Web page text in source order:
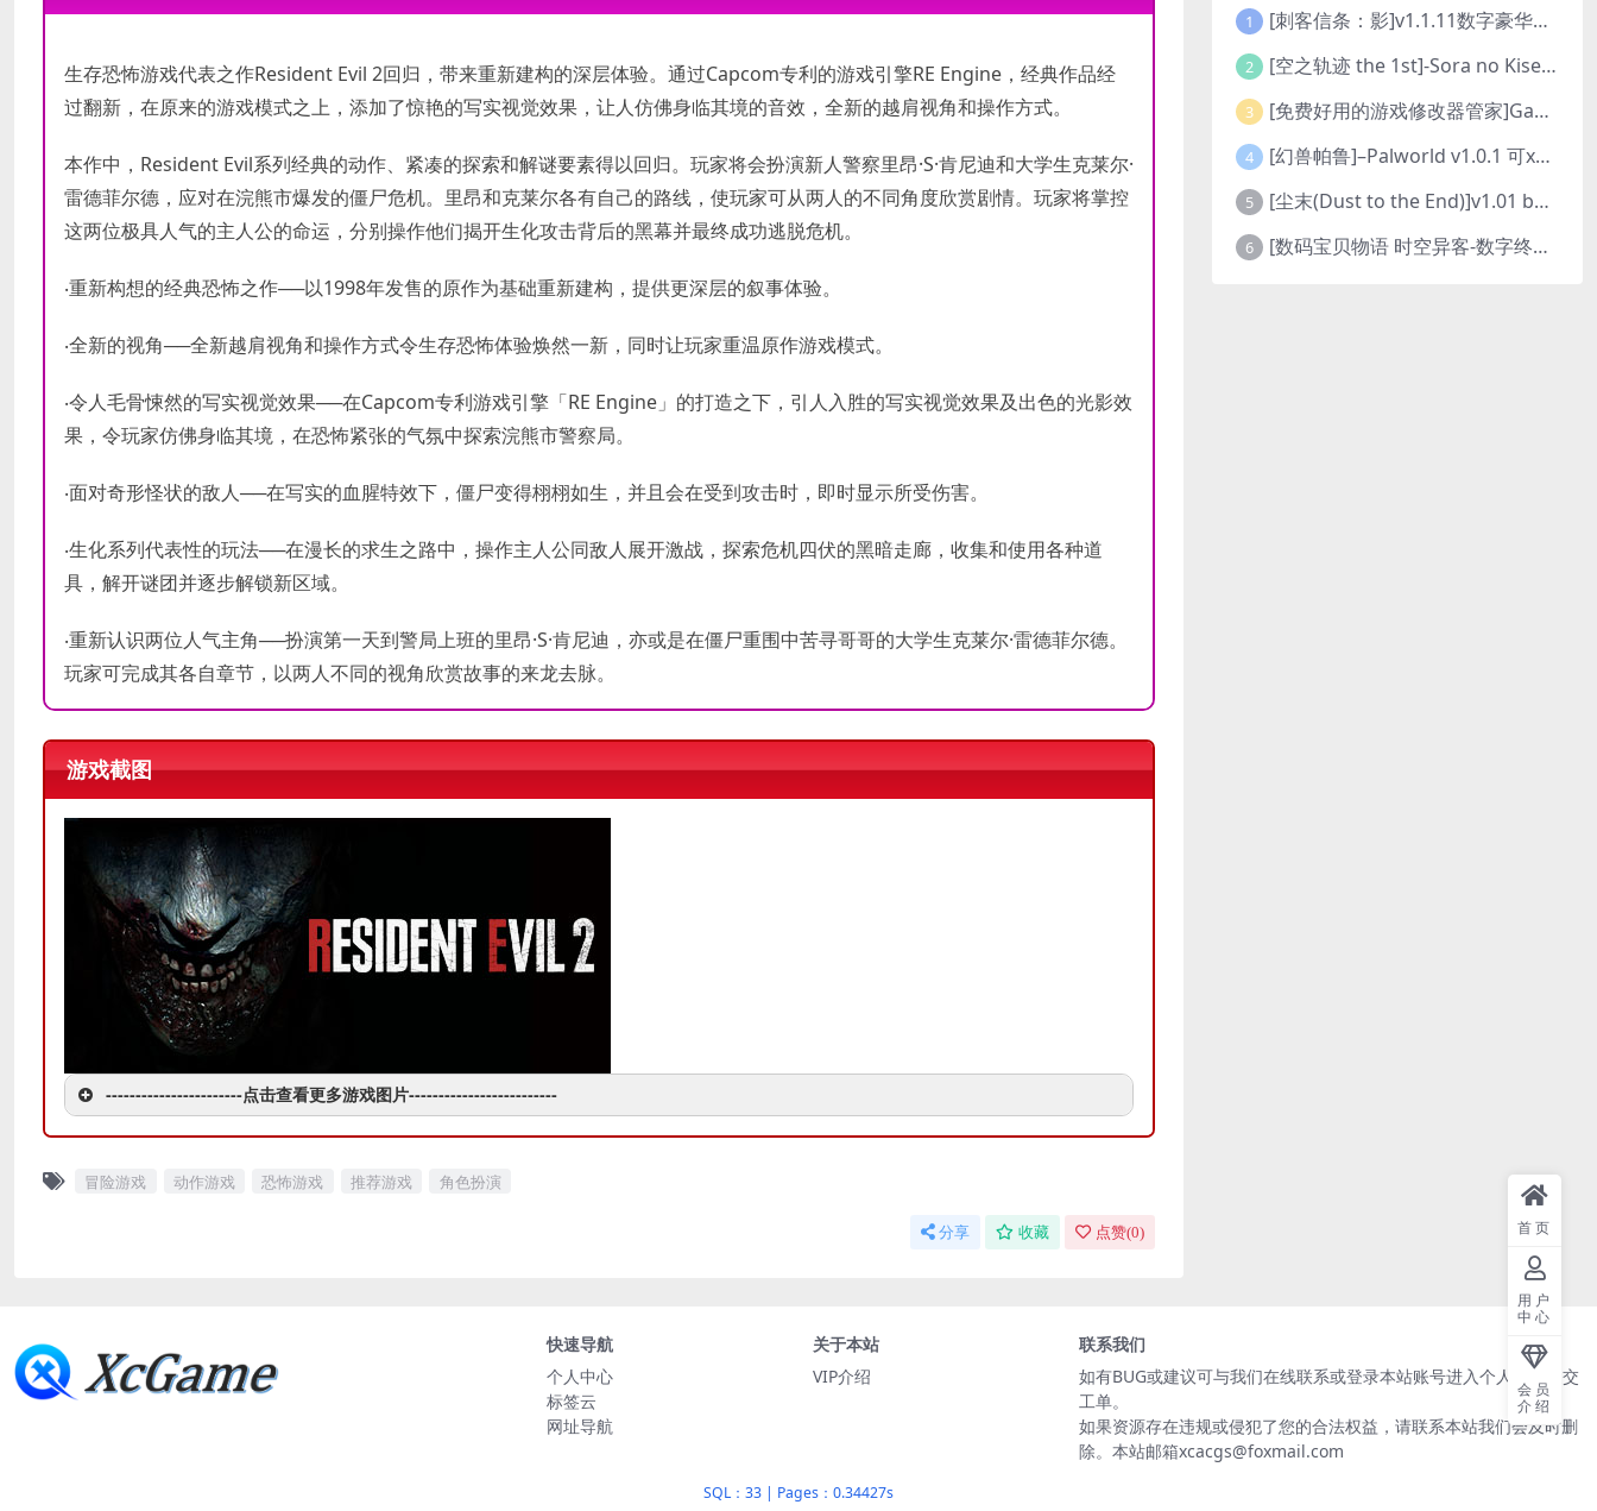
显卡
NVIDIA® GeForce® GTX 760 or AMD Radeon™ R7 260x with 2GB Video RAM
DirectX 版本
11
存储空间
需要 26 GB 可用空间
声卡
显卡
NVIDIA® GeForce® GTX 1060 or AMD Radeon™ RX 480 with 3GB VRAM
DirectX 版本
11
存储空间
需要 26 GB 可用空间
声卡
生存恐怖游戏代表之作Resident Evil 2回归，带来重新建构的深层体验。通过Capcom专利的游戏引擎RE Engine，经典作品经
过翻新，在原来的游戏模式之上，添加了惊艳的写实视觉效果，让人仿佛身临其境的音效，全新的越肩视角和操作方式。
本作中，Resident Evil系列经典的动作、紧凑的探索和解谜要素得以回归。玩家将会扮演新人警察里昂·S·肯尼迪和大学生克莱尔·
雷德菲尔德，应对在浣熊市爆发的僵尸危机。里昂和克莱尔各有自己的路线，使玩家可从两人的不同角度欣赏剧情。玩家将掌控
这两位极具人气的主人公的命运，分别操作他们揭开生化攻击背后的黑幕并最终成功逃脱危机。
‧重新构想的经典恐怖之作──以1998年发售的原作为基础重新建构，提供更深层的叙事体验。
‧全新的视角──全新越肩视角和操作方式令生存恐怖体验焕然一新，同时让玩家重温原作游戏模式。
‧令人毛骨悚然的写实视觉效果──在Capcom专利游戏引擎「RE Engine」的打造之下，引人入胜的写实视觉效果及出色的光影效
果，令玩家仿佛身临其境，在恐怖紧张的气氛中探索浣熊市警察局。
‧面对奇形怪状的敌人──在写实的血腥特效下，僵尸变得栩栩如生，并且会在受到攻击时，即时显示所受伤害。
‧生化系列代表性的玩法──在漫长的求生之路中，操作主人公同敌人展开激战，探索危机四伏的黑暗走廊，收集和使用各种道
具，解开谜团并逐步解锁新区域。
‧重新认识两位人气主角──扮演第一天到警局上班的里昂·S·肯尼迪，亦或是在僵尸重围中苦寻哥哥的大学生克莱尔·雷德菲尔德。
玩家可完成其各自章节，以两人不同的视角欣赏故事的来龙去脉。
游戏截图
-----------------------点击查看更多游戏图片-------------------------
冒险游戏 动作游戏 恐怖游戏 推荐游戏 角色扮演
分享 收藏 点赞(0)
1 [刺客信条：影]v1.1.11数字豪华版全DLC
2 [空之轨迹 the 1st]-Sora no Kiseki the 1st-更新至v1.06.4-全DLC
3 [免费好用的游戏修改器管家]Game Cheats Manager
4 [幻兽帕鲁]–Palworld v1.0.1 可xbox联机
5 [尘末(Dust to the End)]v1.01 build9321107
6 [数码宝贝物语 时空异客-数字终极版]- Digimon Story Time Stranger-Build.23514637
快速导航
个人中心
标签云
网址导航
关于本站
VIP介绍
联系我们
如有BUG或建议可与我们在线联系或登录本站账号进入个人中心提交
工单。
如果资源存在违规或侵犯了您的合法权益，请联系本站我们会及时删
除。本站邮箱xcacgs@foxmail.com
SQL：33 | Pages：0.34427s
首页
用户
中心
会员
介绍